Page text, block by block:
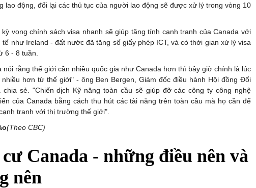
lao động, đổi lại các thủ tục của người lao động sẽ được xử lý trong vòng 10
vọng chính sách visa nhanh sẽ giúp tăng tính cạnh tranh của Canada với
tế như Ireland - đất nước đã tăng số giấy phép ICT, và có thời gian xử lý visa
6 - 8 tuần.
nói rằng thế giới cần nhiều quốc gia như Canada hơn thì bây giờ chính là lúc
nhiều hơn từ thế giới" - ông Ben Bergen, Giám đốc điều hành Hội đồng Đổi
chia sẻ. "Chiến dịch Kỹ năng toàn cầu sẽ giúp đỡ các công ty công nghệ
của Canada bằng cách thu hút các tài năng trên toàn cầu mà họ cần để
tranh với thị trường thế giới".
(Theo CBC)
Canada - những điều nên và
nên